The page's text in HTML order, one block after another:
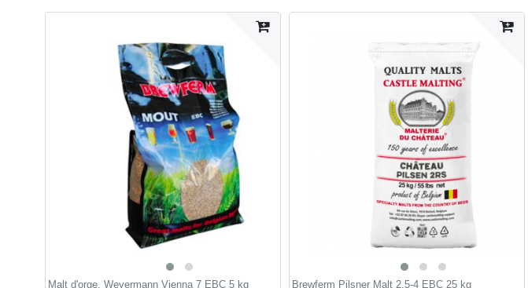
Malt d'orge, Weyermann Vienna 7 EBC 5 kg Brewferm Pilsner Malt 2.5-4 EBC 25 kg